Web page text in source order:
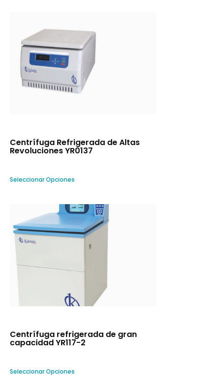
Centrífuga Refrigerada de Altas
Revoluciones YR0137
Seleccionar Opciones
Centrífuga refrigerada de gran
capacidad YR117-2
Seleccionar Opciones